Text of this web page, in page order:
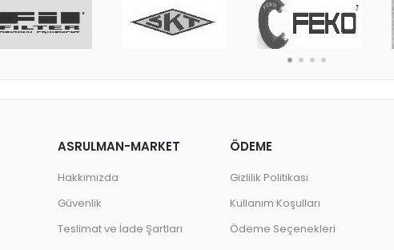
ASRULMAN-MARKET
Hakkımızda
Güvenlik
Teslimat ve İade Şartları
ÖDEME
Gizlilik Politikası
Kullanım Koşulları
Ödeme Seçenekleri